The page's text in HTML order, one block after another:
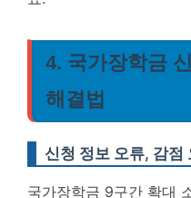
4. 국가장학금
해결법
신청 정보 오류, 감점
국가장학금 9구간 확대